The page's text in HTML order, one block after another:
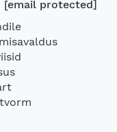
[email protected]